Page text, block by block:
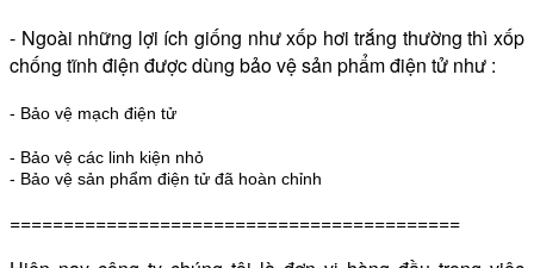
- Ngoài những lợi ích giống như xốp hơi trắng thường thì xốp
chống tĩnh điện được dùng bảo vệ sản phẩm điện tử như :
- Bảo vệ mạch điện tử
- Bảo vệ các linh kiện nhỏ
- Bảo vệ sản phẩm điện tử đã hoàn chỉnh
==========================================